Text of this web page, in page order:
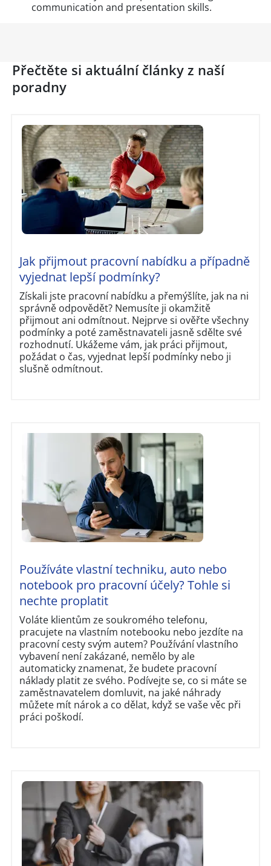
communication and presentation skills.
Přečtěte si aktuální články z naší
poradny
Jak přijmout pracovní nabídku a případně
vyjednat lepší podmínky?
Získali jste pracovní nabídku a přemýšlíte, jak na ni
správně odpovědět? Nemusíte ji okamžitě
přijmout ani odmítnout. Nejprve si ověřte všechny
podmínky a poté zaměstnavateli jasně sdělte své
rozhodnutí. Ukážeme vám, jak práci přijmout,
požádat o čas, vyjednat lepší podmínky nebo ji
slušně odmítnout.
Používáte vlastní techniku, auto nebo
notebook pro pracovní účely? Tohle si
nechte proplatit
Voláte klientům ze soukromého telefonu,
pracujete na vlastním notebooku nebo jezdíte na
pracovní cesty svým autem? Používání vlastního
vybavení není zakázané, nemělo by ale
automaticky znamenat, že budete pracovní
náklady platit ze svého. Podívejte se, co si máte se
zaměstnavatelem domluvit, na jaké náhrady
můžete mít nárok a co dělat, když se vaše věc při
práci poškodí.